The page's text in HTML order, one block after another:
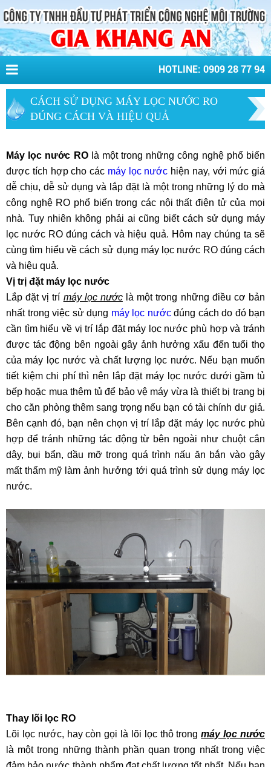
HOTLINE: 0909 28 77 94
CÁCH SỬ DỤNG MÁY LỌC NƯỚC RO
ĐÚNG CÁCH VÀ HIỆU QUẢ
Máy lọc nước ROlà một trong những công nghệ phổ biến
được tích hợp cho các máy lọc nước hiện nay, với mức giá
dễ chịu, dễ sử dụng và lắp đặt là một trong những lý do mà
công nghệ RO phổ biến trong các nội thất điện tử của mọi
nhà. Tuy nhiên không phải ai cũng biết cách sử dụng máy
lọc nước RO đúng cách và hiệu quả. Hôm nay chúng ta sẽ
cùng tìm hiểu về cách sử dụng máy lọc nước RO đúng cách
và hiệu quả.
Vị trị đặt máy lọc nước
Lắp đặt vị trí máy lọc nướclà một trong những điều cơ bản
nhất trong việc sử dụng máy lọc nướcđúng cách do đó bạn
cần tìm hiểu về vị trí lắp đặt máy lọc nước phù hợp và tránh
được tác động bên ngoài gây ảnh hưởng xấu đến tuổi thọ
của máy lọc nước và chất lượng lọc nước. Nếu bạn muốn
tiết kiệm chi phí thì nên lắp đặt máy lọc nước dưới gầm tủ
bếp hoặc mua thêm tủ để bảo vệ máy vừa là thiết bị trang bị
cho căn phòng thêm sang trọng nếu bạn có tài chính dư giả.
Bên cạnh đó, bạn nên chọn vị trí lắp đặt máy lọc nước phù
hợp để tránh những tác động từ bên ngoài như chuột cắn
dây, bụi bẩn, dầu mỡ trong quá trình nấu ăn bắn vào gây
mất thẩm mỹ làm ảnh hưởng tới quá trình sử dụng máy lọc
nước.
Thay lõi lọc RO
Lõi lọc nước, hay còn gọi là lõi lọc thô trongmáy lọc nước
là một trong những thành phần quan trọng nhất trong việc